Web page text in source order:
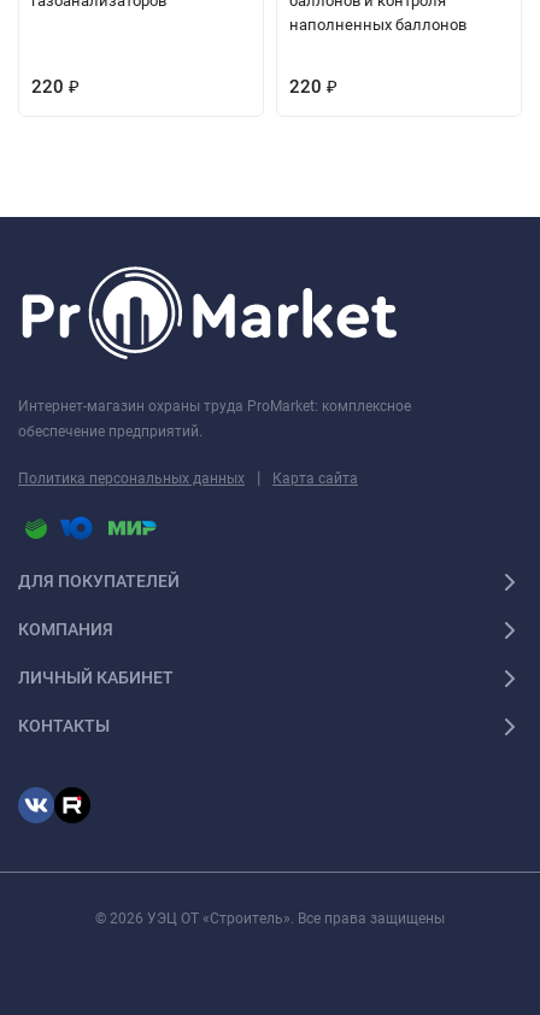
220 ₽
наполненных баллонов
220 ₽
Интернет-магазин охраны труда ProMarket: комплексное
обеспечение предприятий.
Политика персональных данных | Карта сайта
ДЛЯ ПОКУПАТЕЛЕЙ
КОМПАНИЯ
ЛИЧНЫЙ КАБИНЕТ
КОНТАКТЫ
© 2026 УЭЦ ОТ «Строитель». Все права защищены